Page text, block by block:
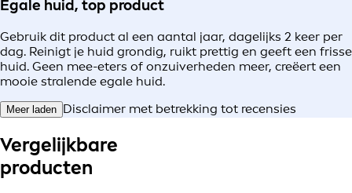
Egale huid, top product
Gebruik dit product al een aantal jaar, dagelijks 2 keer per
dag. Reinigt je huid grondig, ruikt prettig en geeft een frisse
huid. Geen mee-eters of onzuiverheden meer, creëert een
mooie stralende egale huid.
Meer laden Disclaimer met betrekking tot recensies
Vergelijkbare
producten